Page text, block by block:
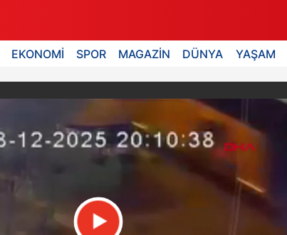
EKONOMİ SPOR MAGAZİN DÜNYA YAŞAM